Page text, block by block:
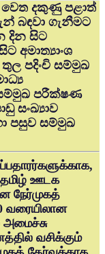
දකුණු පළාත්
බඳවා ගැනීමට
දින සිට
අමාත්‍යාංශ
පදිංචි සම්මුඛ
පරීක්ෂණ
සංඛ්‍යාව
පසුව සම්මුඛ
ஊடக
நேர்முகத்
வரையிலான
அமைச்சு
வசிக்கும்